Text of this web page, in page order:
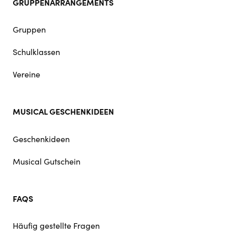
Gruppen
Schulklassen
Vereine
MUSICAL GESCHENKIDEEN
Geschenkideen
Musical Gutschein
FAQS
Häufig gestellte Fragen